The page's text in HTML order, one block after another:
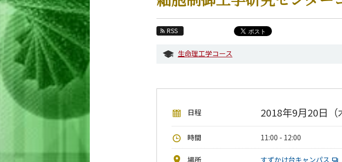
RSS
生命理工学コース
日程 2018年9月20日（
時間 11:00 - 12:00
場所 すずかけ台キャンパス